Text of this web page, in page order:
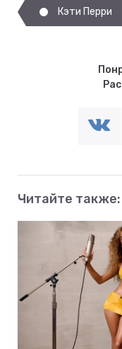
Кэти Перри
Читайте также: